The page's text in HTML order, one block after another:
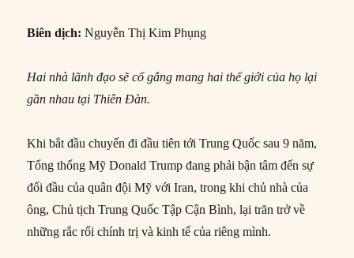
Biên dịch:Nguyễn Thị Kim Phụng
Hai nhà lãnh đạo sẽ cố gắng mang hai thế giới của họ lại
gần nhau tại Thiên Đàn.
Khi bắt đầu chuyến đi đầu tiên tới Trung Quốc sau 9 năm,
Tổng thống Mỹ Donald Trump đang phải bận tâm đến sự
đối đầu của quân đội Mỹ với Iran, trong khi chủ nhà của
ông, Chủ tịch Trung Quốc Tập Cận Bình, lại trăn trở về
những rắc rối chính trị và kinh tế của riêng mình.